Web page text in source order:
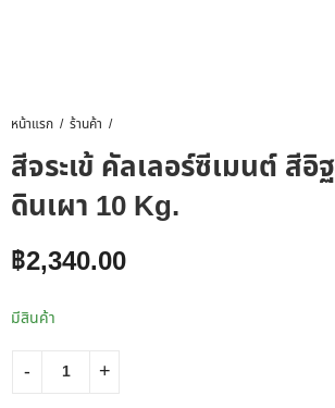
หน้าแรก ร้านค้า
สีจระเข้ คัลเลอร์ซีเมนต์ สีอิฐ
ดินเผา 10 Kg.
฿2,340.00
มีสินค้า